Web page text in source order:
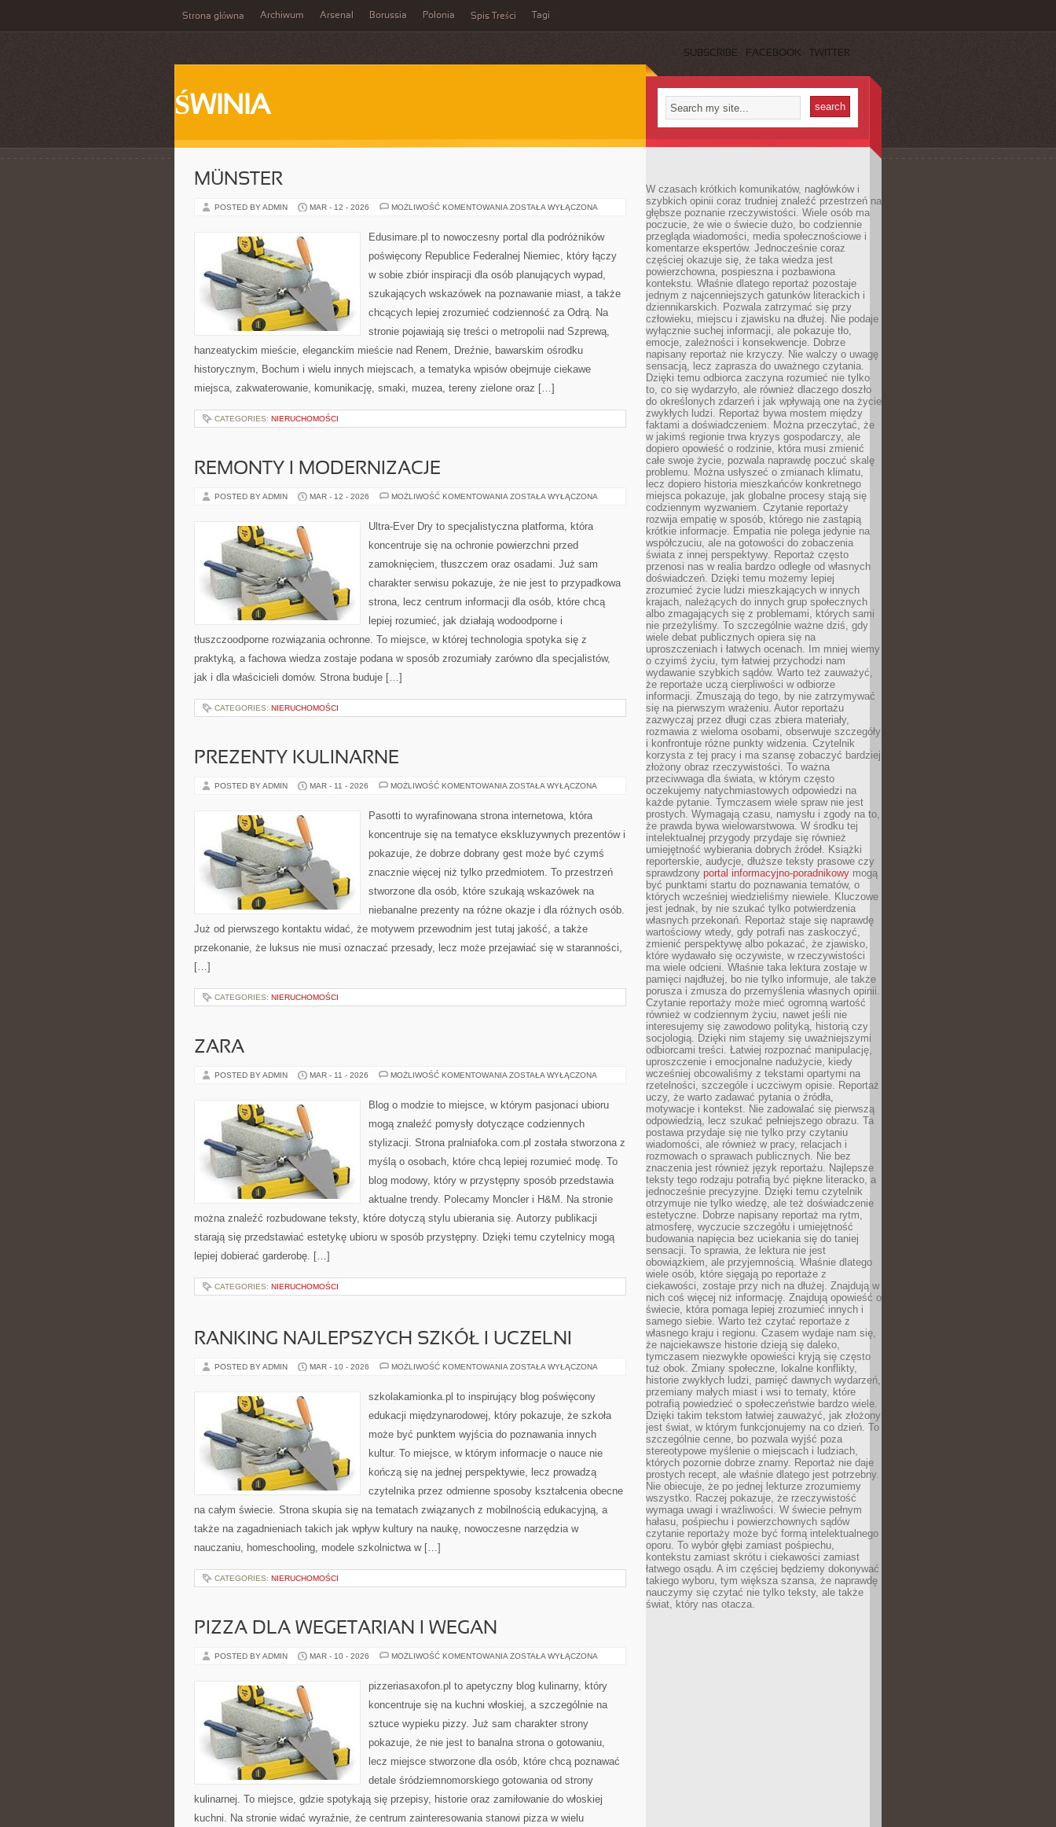
Strona główna Archiwum Arsenal Borussia Polonia Spis Treści Tagi
SUBSCRIBE FACEBOOK TWITTER
ŚWINIA
MÜNSTER
POSTED BY ADMIN MAR - 12 - 2026 MOŻLIWOŚĆ KOMENTOWANIA MÜNSTER
ZOSTAŁA WYŁĄCZONA
Edusimare.pl to nowoczesny portal dla podróżników
poświęcony Republice Federalnej Niemiec, który łączy
w sobie zbiór inspiracji dla osób planujących wypad,
szukających wskazówek na poznawanie miast, a także
chcących lepiej zrozumieć codzienność za Odrą. Na
stronie pojawiają się treści o metropolii nad Szprewą,
hanzeatyckim mieście, eleganckim mieście nad Renem, Dreźnie, bawarskim ośrodku
historycznym, Bochum i wielu innych miejscach, a tematyka wpisów obejmuje ciekawe
miejsca, zakwaterowanie, komunikację, smaki, muzea, tereny zielone oraz […]
CATEGORIES: NIERUCHOMOŚCI
REMONTY I MODERNIZACJE
POSTED BY ADMIN MAR - 12 - 2026 MOŻLIWOŚĆ KOMENTOWANIA REMONTY
ZOSTAŁA WYŁĄCZONA
Ultra-Ever Dry to specjalistyczna platforma, która
koncentruje się na ochronie powierzchni przed
zamoknięciem, tłuszczem oraz osadami. Już sam
charakter serwisu pokazuje, że nie jest to przypadkowa
strona, lecz centrum informacji dla osób, które chcą
lepiej rozumieć, jak działają wodoodporne i
tłuszczoodporne rozwiązania ochronne. To miejsce, w której technologia spotyka się z
praktyką, a fachowa wiedza zostaje podana w sposób zrozumiały zarówno dla specjalistów,
jak i dla właścicieli domów. Strona buduje […]
CATEGORIES: NIERUCHOMOŚCI
PREZENTY KULINARNE
POSTED BY ADMIN MAR - 11 - 2026 MOŻLIWOŚĆ KOMENTOWANIA PREZENTY
ZOSTAŁA WYŁĄCZONA
Pasotti to wyrafinowana strona internetowa, która
koncentruje się na tematyce ekskluzywnych prezentów i
pokazuje, że dobrze dobrany gest może być czymś
znacznie więcej niż tylko przedmiotem. To przestrzeń
stworzone dla osób, które szukają wskazówek na
niebanalne prezenty na różne okazje i dla różnych osób.
Już od pierwszego kontaktu widać, że motywem przewodnim jest tutaj jakość, a także
przekonanie, że luksus nie musi oznaczać przesady, lecz może przejawiać się w staranności,
[…]
CATEGORIES: NIERUCHOMOŚCI
ZARA
POSTED BY ADMIN MAR - 11 - 2026 MOŻLIWOŚĆ KOMENTOWANIA ZARA
ZOSTAŁA WYŁĄCZONA
Blog o modzie to miejsce, w którym pasjonaci ubioru
mogą znaleźć pomysły dotyczące codziennych
stylizacji. Strona pralniafoka.com.pl została stworzona z
myślą o osobach, które chcą lepiej rozumieć modę. To
blog modowy, który w przystępny sposób przedstawia
aktualne trendy. Polecamy Moncler i H&M. Na stronie
można znaleźć rozbudowane teksty, które dotyczą stylu ubierania się. Autorzy publikacji
starają się przedstawiać estetykę ubioru w sposób przystępny. Dzięki temu czytelnicy mogą
lepiej dobierać garderobę. […]
CATEGORIES: NIERUCHOMOŚCI
RANKING NAJLEPSZYCH SZKÓŁ I UCZELNI
POSTED BY ADMIN MAR - 10 - 2026 MOŻLIWOŚĆ KOMENTOWANIA RANKING
UCZELNI
ZOSTAŁA WYŁĄCZONA
szkolakamionka.pl to inspirujący blog poświęcony
edukacji międzynarodowej, który pokazuje, że szkoła
może być punktem wyjścia do poznawania innych
kultur. To miejsce, w którym informacje o nauce nie
kończą się na jednej perspektywie, lecz prowadzą
czytelnika przez odmienne sposoby kształcenia obecne
na całym świecie. Strona skupia się na tematach związanych z mobilnością edukacyjną, a
także na zagadnieniach takich jak wpływ kultury na naukę, nowoczesne narzędzia w
nauczaniu, homeschooling, modele szkolnictwa w […]
CATEGORIES: NIERUCHOMOŚCI
PIZZA DLA WEGETARIAN I WEGAN
POSTED BY ADMIN MAR - 10 - 2026 MOŻLIWOŚĆ KOMENTOWANIA PIZZA
WEGAN
ZOSTAŁA WYŁĄCZONA
pizzeriasaxofon.pl to apetyczny blog kulinarny, który
koncentruje się na kuchni włoskiej, a szczególnie na
sztuce wypieku pizzy. Już sam charakter strony
pokazuje, że nie jest to banalna strona o gotowaniu,
lecz miejsce stworzone dla osób, które chcą poznawać
detale śródziemnomorskiego gotowania od strony
kulinarnej. To miejsce, gdzie spotykają się przepisy, historie oraz zamiłowanie do włoskiej
kuchni. Na stronie widać wyraźnie, że centrum zainteresowania stanowi pizza w wielu
W czasach krótkich komunikatów, nagłówków i
szybkich opinii coraz trudniej znaleźć przestrzeń na
głębsze poznanie rzeczywistości. Wiele osób ma
poczucie, że wie o świecie dużo, bo codziennie
przegląda wiadomości, media społecznościowe i
komentarze ekspertów. Jednocześnie coraz
częściej okazuje się, że taka wiedza jest
powierzchowna, pospieszna i pozbawiona
kontekstu. Właśnie dlatego reportaż pozostaje
jednym z najcenniejszych gatunków literackich i
dziennikarskich. Pozwala zatrzymać się przy
człowieku, miejscu i zjawisku na dłużej. Nie podaje
wyłącznie suchej informacji, ale pokazuje tło,
emocje, zależności i konsekwencje. Dobrze
napisany reportaż nie krzyczy. Nie walczy o uwagę
sensacją, lecz zaprasza do uważnego czytania.
Dzięki temu odbiorca zaczyna rozumieć nie tylko
to, co się wydarzyło, ale również dlaczego doszło
do określonych zdarzeń i jak wpływają one na życie
zwykłych ludzi. Reportaż bywa mostem między
faktami a doświadczeniem. Można przeczytać, że
w jakimś regionie trwa kryzys gospodarczy, ale
dopiero opowieść o rodzinie, która musi zmienić
całe swoje życie, pozwala naprawdę poczuć skalę
problemu. Można usłyszeć o zmianach klimatu,
lecz dopiero historia mieszkańców konkretnego
miejsca pokazuje, jak globalne procesy stają się
codziennym wyzwaniem. Czytanie reportaży
rozwija empatię w sposób, którego nie zastąpią
krótkie informacje. Empatia nie polega jedynie na
współczuciu, ale na gotowości do zobaczenia
świata z innej perspektywy. Reportaż często
przenosi nas w realia bardzo odległe od własnych
doświadczeń. Dzięki temu możemy lepiej
zrozumieć życie ludzi mieszkających w innych
krajach, należących do innych grup społecznych
albo zmagających się z problemami, których sami
nie przeżyliśmy. To szczególnie ważne dziś, gdy
wiele debat publicznych opiera się na
uproszczeniach i łatwych ocenach. Im mniej wiemy
o czyimś życiu, tym łatwiej przychodzi nam
wydawanie szybkich sądów. Warto też zauważyć,
że reportaże uczą cierpliwości w odbiorze
informacji. Zmuszają do tego, by nie zatrzymywać
się na pierwszym wrażeniu. Autor reportażu
zazwyczaj przez długi czas zbiera materiały,
rozmawia z wieloma osobami, obserwuje szczegóły
i konfrontuje różne punkty widzenia. Czytelnik
korzysta z tej pracy i ma szansę zobaczyć bardziej
złożony obraz rzeczywistości. To ważna
przeciwwaga dla świata, w którym często
oczekujemy natychmiastowych odpowiedzi na
każde pytanie. Tymczasem wiele spraw nie jest
prostych. Wymagają czasu, namysłu i zgody na to,
że prawda bywa wielowarstwowa. W środku tej
intelektualnej przygody przydaje się również
umiejętność wybierania dobrych źródeł. Książki
reporterskie, audycje, dłuższe teksty prasowe czy
sprawdzony portal informacyjno-poradnikowy mogą
być punktami startu do poznawania tematów, o
których wcześniej wiedzieliśmy niewiele. Kluczowe
jest jednak, by nie szukać tylko potwierdzenia
własnych przekonań. Reportaż staje się naprawdę
wartościowy wtedy, gdy potrafi nas zaskoczyć,
zmienić perspektywę albo pokazać, że zjawisko,
które wydawało się oczywiste, w rzeczywistości
ma wiele odcieni. Właśnie taka lektura zostaje w
pamięci najdłużej, bo nie tylko informuje, ale także
porusza i zmusza do przemyślenia własnych opinii.
Czytanie reportaży może mieć ogromną wartość
również w codziennym życiu, nawet jeśli nie
interesujemy się zawodowo polityką, historią czy
socjologią. Dzięki nim stajemy się uważniejszymi
odbiorcami treści. Łatwiej rozpoznać manipulację,
uproszczenie i emocjonalne nadużycie, kiedy
wcześniej obcowaliśmy z tekstami opartymi na
rzetelności, szczególe i uczciwym opisie. Reportaż
uczy, że warto zadawać pytania o źródła,
motywacje i kontekst. Nie zadowalać się pierwszą
odpowiedzią, lecz szukać pełniejszego obrazu. Ta
postawa przydaje się nie tylko przy czytaniu
wiadomości, ale również w pracy, relacjach i
rozmowach o sprawach publicznych. Nie bez
znaczenia jest również język reportażu. Najlepsze
teksty tego rodzaju potrafią być piękne literacko, a
jednocześnie precyzyjne. Dzięki temu czytelnik
otrzymuje nie tylko wiedzę, ale też doświadczenie
estetyczne. Dobrze napisany reportaż ma rytm,
atmosferę, wyczucie szczegółu i umiejętność
budowania napięcia bez uciekania się do taniej
sensacji. To sprawia, że lektura nie jest
obowiązkiem, ale przyjemnością. Właśnie dlatego
wiele osób, które sięgają po reportaże z
ciekawości, zostaje przy nich na dłużej. Znajdują w
nich coś więcej niż informację. Znajdują opowieść o
świecie, która pomaga lepiej zrozumieć innych i
samego siebie. Warto też czytać reportaże z
własnego kraju i regionu. Czasem wydaje nam się,
że najciekawsze historie dzieją się daleko,
tymczasem niezwykłe opowieści kryją się często
tuż obok. Zmiany społeczne, lokalne konflikty,
historie zwykłych ludzi, pamięć dawnych wydarzeń,
przemiany małych miast i wsi to tematy, które
potrafią powiedzieć o społeczeństwie bardzo wiele.
Dzięki takim tekstom łatwiej zauważyć, jak złożony
jest świat, w którym funkcjonujemy na co dzień. To
szczególnie cenne, bo pozwala wyjść poza
stereotypowe myślenie o miejscach i ludziach,
których pozornie dobrze znamy. Reportaż nie daje
prostych recept, ale właśnie dlatego jest potrzebny.
Nie obiecuje, że po jednej lekturze zrozumiemy
wszystko. Raczej pokazuje, że rzeczywistość
wymaga uwagi i wrażliwości. W świecie pełnym
hałasu, pośpiechu i powierzchownych sądów
czytanie reportaży może być formą intelektualnego
oporu. To wybór głębi zamiast pośpiechu,
kontekstu zamiast skrótu i ciekawości zamiast
łatwego osądu. A im częściej będziemy dokonywać
takiego wyboru, tym większa szansa, że naprawdę
nauczymy się czytać nie tylko teksty, ale także
świat, który nas otacza.